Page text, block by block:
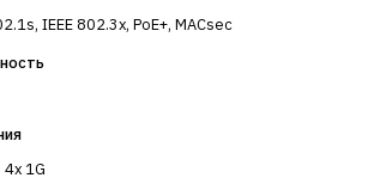
IEEE 802.3x, PoE+, MACsec
1G